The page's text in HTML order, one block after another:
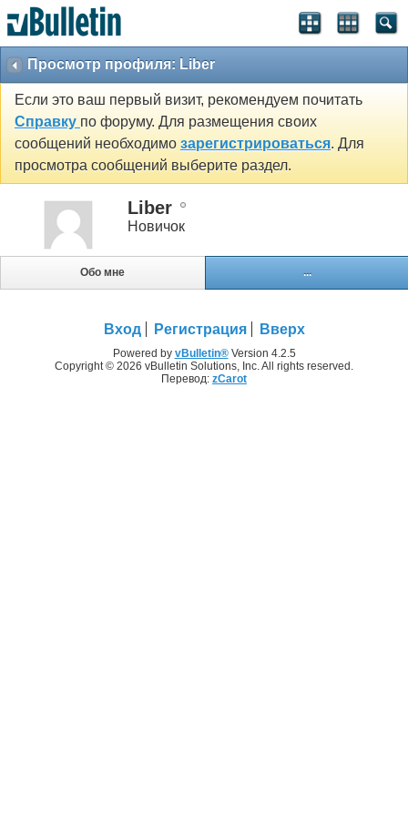
Просмотр профиля: Liber
Если это ваш первый визит, рекомендуем почитать
Справку по форуму. Для размещения своих
сообщений необходимо зарегистрироваться. Для
просмотра сообщений выберите раздел.
Liber
Новичок
Обо мне ...
Вход Регистрация Вверх
Powered by vBulletin®Version 4.2.5
Copyright © 2026 vBulletin Solutions, Inc. All rights reserved.
Перевод: zCarot